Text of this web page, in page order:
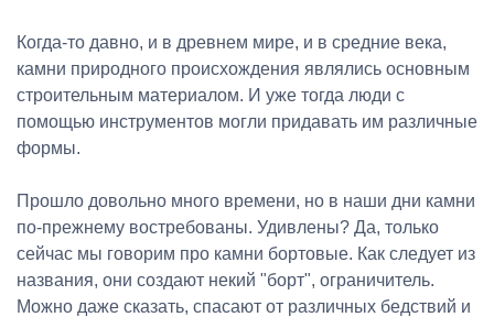
Когда-то давно, и в древнем мире, и в средние века,
камни природного происхождения являлись основным
строительным материалом. И уже тогда люди с
помощью инструментов могли придавать им различные
формы.
Прошло довольно много времени, но в наши дни камни
по-прежнему востребованы. Удивлены? Да, только
сейчас мы говорим про камни бортовые. Как следует из
названия, они создают некий "борт", ограничитель.
Можно даже сказать, спасают от различных бедствий и